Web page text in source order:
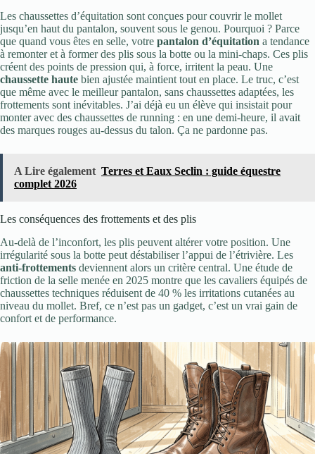
Les chaussettes d’équitation sont conçues pour couvrir le mollet
jusqu’en haut du pantalon, souvent sous le genou. Pourquoi ? Parce
que quand vous êtes en selle, votre pantalon d’équitation a tendance
à remonter et à former des plis sous la botte ou la mini-chaps. Ces plis
créent des points de pression qui, à force, irritent la peau. Une
chaussette haute bien ajustée maintient tout en place. Le truc, c’est
que même avec le meilleur pantalon, sans chaussettes adaptées, les
frottements sont inévitables. J’ai déjà eu un élève qui insistait pour
monter avec des chaussettes de running : en une demi-heure, il avait
des marques rouges au-dessus du talon. Ça ne pardonne pas.
A Lire également Terres et Eaux Seclin : guide équestre
complet 2026
Les conséquences des frottements et des plis
Au-delà de l’inconfort, les plis peuvent altérer votre position. Une
irrégularité sous la botte peut déstabiliser l’appui de l’étrivière. Les
anti-frottements deviennent alors un critère central. Une étude de
friction de la selle menée en 2025 montre que les cavaliers équipés de
chaussettes techniques réduisent de 40 % les irritations cutanées au
niveau du mollet. Bref, ce n’est pas un gadget, c’est un vrai gain de
confort et de performance.